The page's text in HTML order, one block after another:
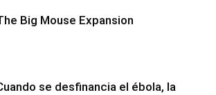
Big Mouse Expansion
se desfinancia el ébola, la